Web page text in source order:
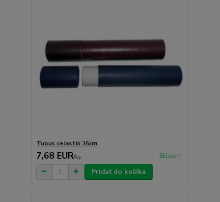
Tubus celastik 35cm
7,68 EUR/ks Skladom
Pridať do košíka